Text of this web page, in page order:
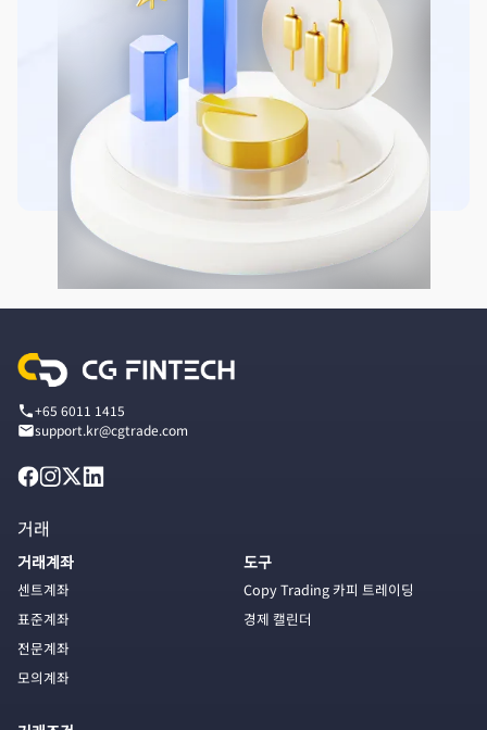
+65 6011 1415
support.kr@cgtrade.com
거래
거래계좌
센트계좌
표준계좌
전문계좌
모의계좌
도구
Copy Trading 카피 트레이딩
경제 캘린더